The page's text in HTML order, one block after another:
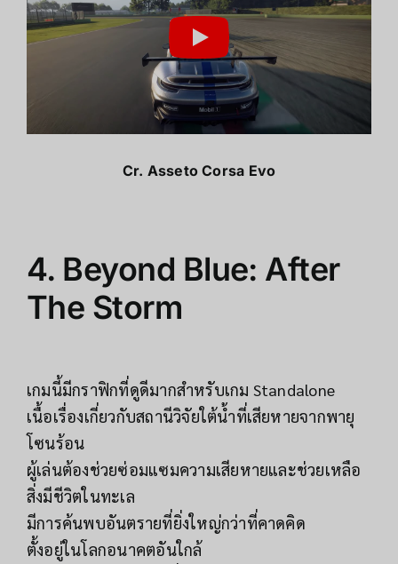
Cr. Asseto Corsa Evo
4. Beyond Blue: After
The Storm
เกมนี้มีกราฟิกที่ดูดีมากสำหรับเกม Standalone
เนื้อเรื่องเกี่ยวกับสถานีวิจัยใต้น้ำที่เสียหายจากพายุ
โซนร้อน
ผู้เล่นต้องช่วยซ่อมแซมความเสียหายและช่วยเหลือ
สิ่งมีชีวิตในทะเล
มีการค้นพบอันตรายที่ยิ่งใหญ่กว่าที่คาดคิด
ตั้งอยู่ในโลกอนาคตอันใกล้